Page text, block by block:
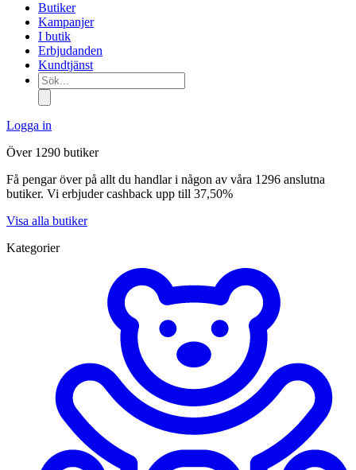
Butiker
Kampanjer
I butik
Erbjudanden
Kundtjänst
Sök...
Logga in
Över 1290 butiker
Få pengar över på allt du handlar i någon av våra 1296 anslutna
butiker. Vi erbjuder cashback upp till 37,50%
Visa alla butiker
Kategorier